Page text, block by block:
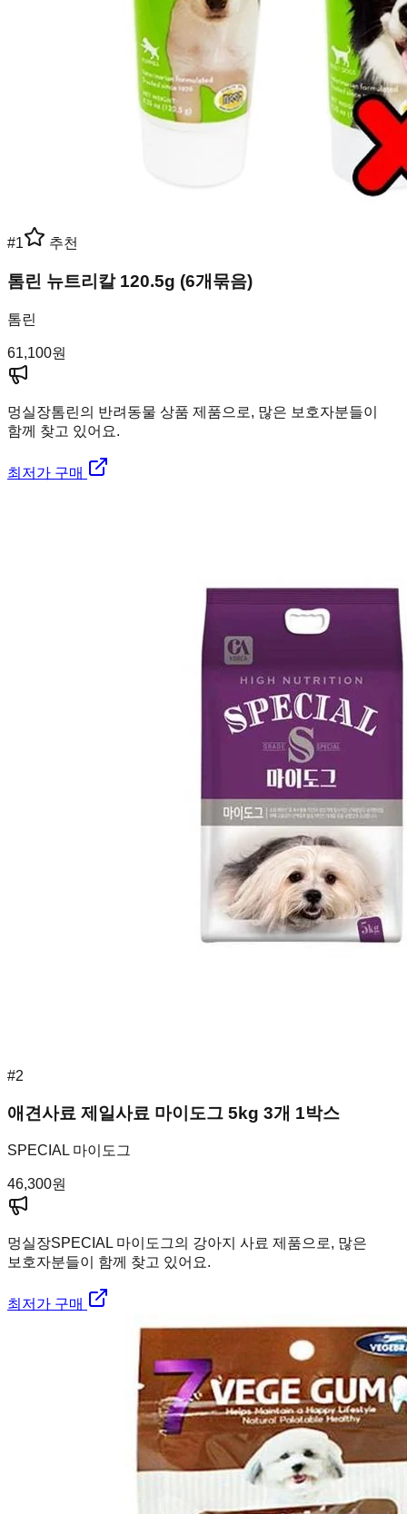
#1 추천
톰린 뉴트리칼 120.5g (6개묶음)
톰린
61,100원
멍실장톰린의 반려동물 상품 제품으로, 많은 보호자분들이
함께 찾고 있어요.
최저가 구매
#2
애견사료 제일사료 마이도그 5kg 3개 1박스
SPECIAL 마이도그
46,300원
멍실장SPECIAL 마이도그의 강아지 사료 제품으로, 많은
보호자분들이 함께 찾고 있어요.
최저가 구매